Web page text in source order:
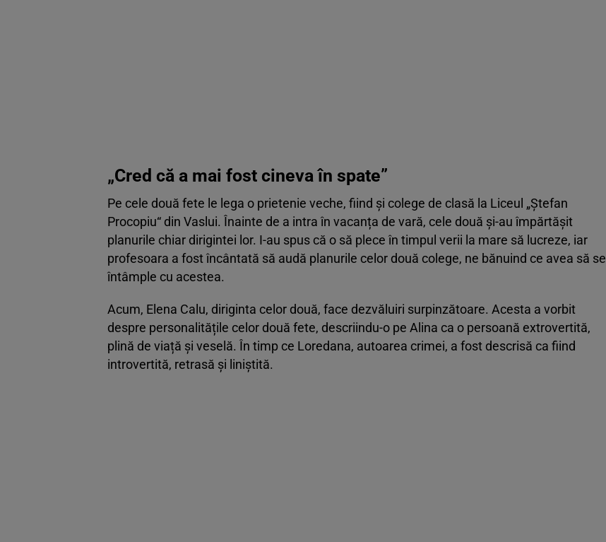
„Cred că a mai fost cineva în spate”
Pe cele două fete le lega o prietenie veche, fiind și colege de clasă la Liceul „Ștefan
Procopiu“ din Vaslui. Înainte de a intra în vacanța de vară, cele două și-au împărtășit
planurile chiar dirigintei lor. I-au spus că o să plece în timpul verii la mare să lucreze, iar
profesoara a fost încântată să audă planurile celor două colege, ne bănuind ce avea să se
întâmple cu acestea.
Acum, Elena Calu, diriginta celor două, face dezvăluiri surpinzătoare. Acesta a vorbit
despre personalitățile celor două fete, descriindu-o pe Alina ca o persoană extrovertită,
plină de viață și veselă. În timp ce Loredana, autoarea crimei, a fost descrisă ca fiind
introvertită, retrasă și liniștită.